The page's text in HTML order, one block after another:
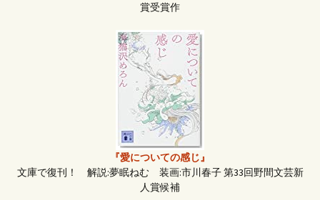
賞受賞作
『愛についての感じ』
文庫で復刊！ 解説:夢眠ねむ 装画:市川春子 第33回野間文芸新
人賞候補